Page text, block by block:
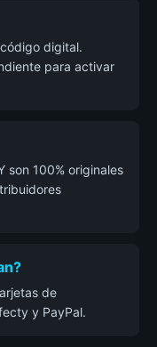
digital.
para activar
son 100% originales
de
y PayPal.